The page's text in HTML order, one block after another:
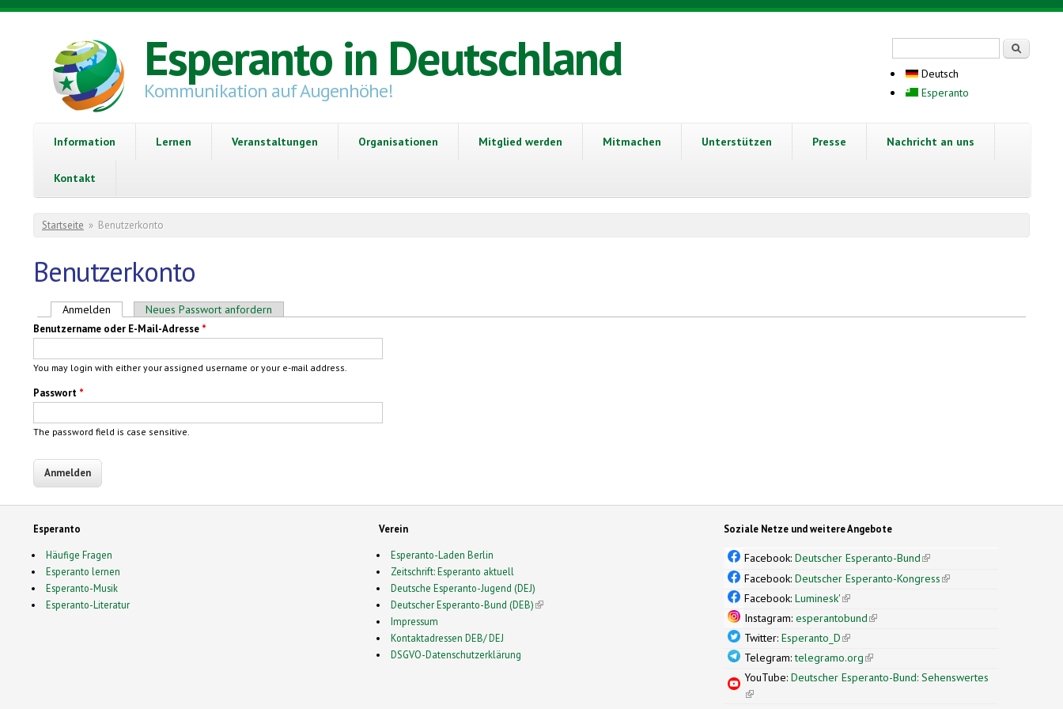
Direkt zum Inhalt
Esperanto in Deutschland
Kommunikation auf Augenhöhe!
Deutsch
Esperanto
Information Lernen Veranstaltungen Organisationen Mitglied werden Mitmachen Unterstützen Presse Nachricht an uns
Kontakt
Sie sind hier
Startseite » Benutzerkonto
Benutzerkonto
Haupt-Reiter
Anmelden (aktiver Reiter)
Neues Passwort anfordern
Benutzername oder E-Mail-Adresse *
You may login with either your assigned username or your e-mail address.
Passwort *
The password field is case sensitive.
Esperanto
Häufige Fragen
Esperanto lernen
Esperanto-Musik
Esperanto-Literatur
Verein
Esperanto-Laden Berlin
Zeitschrift: Esperanto aktuell
Deutsche Esperanto-Jugend (DEJ)
Deutscher Esperanto-Bund (DEB)(link is external)
Impressum
Kontaktadressen DEB/ DEJ
DSGVO-Datenschutzerklärung
Soziale Netze und weitere Angebote
Facebook:Deutscher Esperanto-Bund(link is external)
Facebook:Deutscher Esperanto-Kongress(link is external)
Facebook:Luminesk'(link is external)
Instagram:esperantobund(link is external)
Twitter:Esperanto_D(link is external)
Telegram:telegramo.org(link is external)
YouTube:Deutscher Esperanto-Bund: Sehenswertes
(link is external)